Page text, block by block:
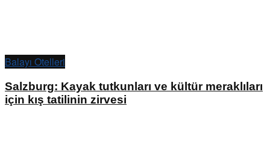
Balayı Otelleri
Salzburg: Kayak tutkunları ve kültür meraklıları
için kış tatilinin zirvesi